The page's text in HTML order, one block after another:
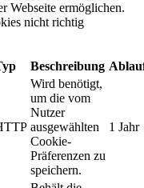
Webseite ermöglichen.
nicht richtig
Beschreibung
Wird benötigt,
um die vom
Nutzer
ausgewählten
Cookie-
Präferenzen zu
speichern.
1 Jahr